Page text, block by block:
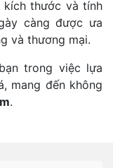
kích thước và tính
càng được ưa
và thương mại.
trong việc lựa
mang đến không
.